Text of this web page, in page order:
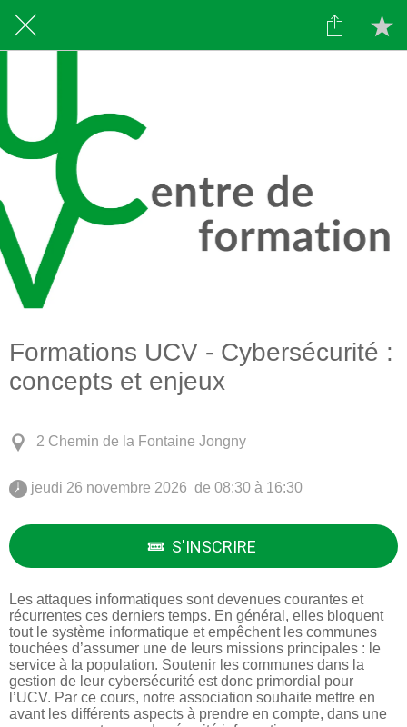
Formations UCV - Cybersécurité :
concepts et enjeux
2 Chemin de la Fontaine Jongny
jeudi 26 novembre 2026  de 08:30 à 16:30
S'INSCRIRE
Les attaques informatiques sont devenues courantes et
récurrentes ces derniers temps. En général, elles bloquent
tout le système informatique et empêchent les communes
touchées d’assumer une de leurs missions principales : le
service à la population. Soutenir les communes dans la
gestion de leur cybersécurité est donc primordial pour
l’UCV. Par ce cours, notre association souhaite mettre en
avant les différents aspects à prendre en compte, dans une